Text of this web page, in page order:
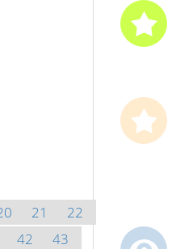
21
22
42
43